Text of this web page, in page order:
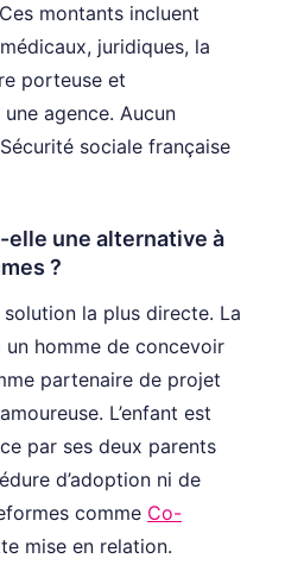
montants incluent
juridiques, la
porteuse et
agence. Aucun
sociale française
une alternative à
?
solution la plus directe. La
homme de concevoir
partenaire de projet
L’enfant est
par ses deux parents
d’adoption ni de
comme Co-
mise en relation.